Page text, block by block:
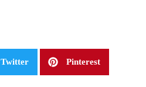
Twitter Pinterest